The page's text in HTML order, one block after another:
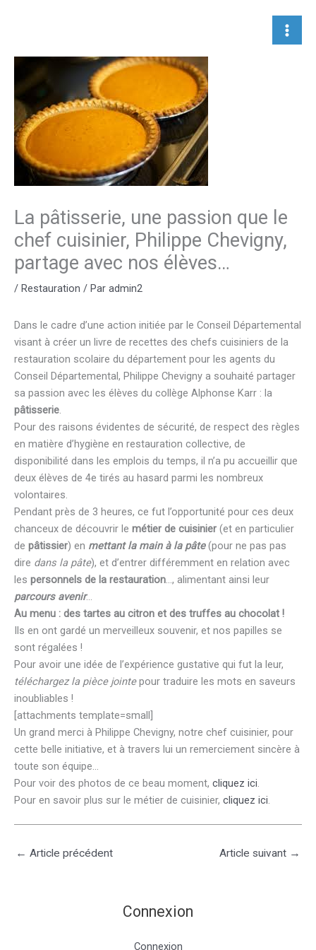
La pâtisserie, une passion que le
chef cuisinier, Philippe Chevigny,
partage avec nos élèves…
/ Restauration / Par admin2
Dans le cadre d’une action initiée par le Conseil Départemental
visant à créer un livre de recettes des chefs cuisiniers de la
restauration scolaire du département pour les agents du
Conseil Départemental, Philippe Chevigny a souhaité partager
sa passion avec les élèves du collège Alphonse Karr : la
pâtisserie.
Pour des raisons évidentes de sécurité, de respect des règles
en matière d’hygiène en restauration collective, de
disponibilité dans les emplois du temps, il n’a pu accueillir que
deux élèves de 4e tirés au hasard parmi les nombreux
volontaires.
Pendant près de 3 heures, ce fut l’opportunité pour ces deux
chanceux de découvrir le métier de cuisinier (et en particulier
de pâtissier) en mettant la main à la pâte(pour ne pas pas
dire dans la pâte), et d’entrer différemment en relation avec
les personnels de la restauration…, alimentant ainsi leur
parcours avenir…
Au menu : des tartes au citron et des truffes au chocolat !
Ils en ont gardé un merveilleux souvenir, et nos papilles se
sont régalées !
Pour avoir une idée de l’expérience gustative qui fut la leur,
téléchargez la pièce jointepour traduire les mots en saveurs
inoubliables !
[attachments template=small]
Un grand merci à Philippe Chevigny, notre chef cuisinier, pour
cette belle initiative, et à travers lui un remerciement sincère à
toute son équipe…
Pour voir des photos de ce beau moment, cliquez ici.
Pour en savoir plus sur le métier de cuisinier, cliquez ici.
← Article précédent Article suivant →
Connexion
Connexion